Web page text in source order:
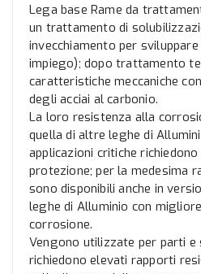
Lega base Rame da
un trattamento di
invecchiamento per
impiego); dopo trattamento
caratteristiche meccaniche
degli acciai al carbonio.
La loro resistenza alla
quella di altre leghe di
applicazioni critiche
protezione; per la medesima
sono disponibili anche in
leghe di Alluminio con
corrosione.
Vengono utilizzate per parti
richiedono elevati rapporti